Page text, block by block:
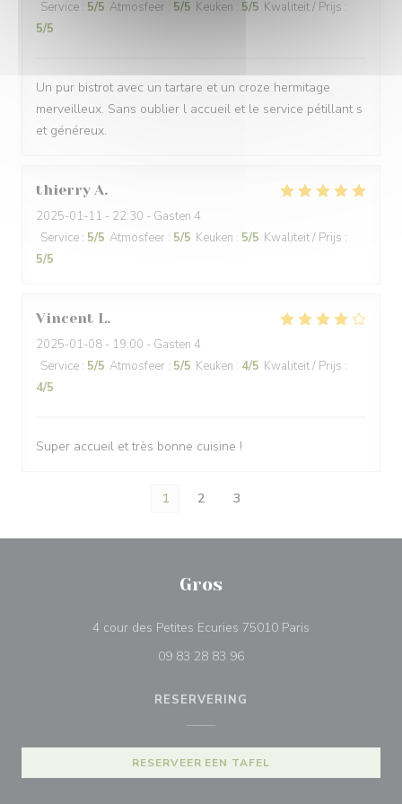
Service : 5/5 Atmosfeer : 5/5 Keuken : 5/5 Kwaliteit / Prijs :
5/5
Un pur bistrot avec un tartare et un croze hermitage
merveilleux. Sans oublier l accueil et le service pétillant s
et généreux.
thierry A
2025-01-11 - 22:30 - Gasten 4
Service : 5/5 Atmosfeer : 5/5 Keuken : 5/5 Kwaliteit / Prijs :
5/5
Vincent L
2025-01-08 - 19:00 - Gasten 4
Service : 5/5 Atmosfeer : 5/5 Keuken : 4/5 Kwaliteit / Prijs :
4/5
Super accueil et très bonne cuisine !
1 2 3
Gros
4 cour des Petites Ecuries 75010 Paris
09 83 28 83 96
RESERVERING
RESERVEER EEN TAFEL